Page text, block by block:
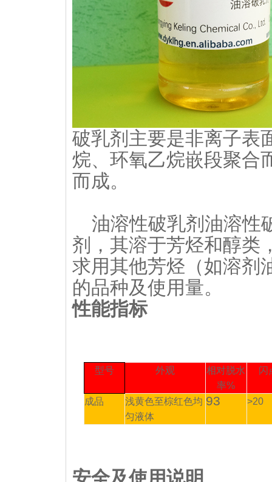
破乳剂主要是非离子表
烷、环氧乙烷嵌段聚合
而成。
油溶性破乳剂油溶性
剂，其溶于芳烃和醇类
求用其他芳烃（如溶剂
的品种及使用量。
性能指标
型号 外观
相对脱水
率%
闪
成品
浅黄色至棕红色均
匀液体
93 >20